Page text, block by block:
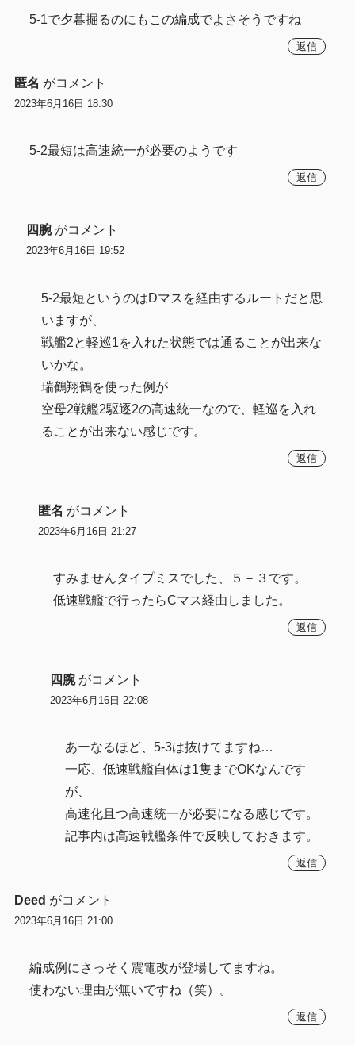
5-1で夕暮掘るのにもこの編成でよさそうですね
返信
匿名 がコメント
2023年6月16日 18:30
5-2最短は高速統一が必要のようです
返信
四腕 がコメント
2023年6月16日 19:52
5-2最短というのはDマスを経由するルートだと思
いますが、
戦艦2と軽巡1を入れた状態では通ることが出来な
いかな。
瑞鶴翔鶴を使った例が
空母2戦艦2駆逐2の高速統一なので、軽巡を入れ
ることが出来ない感じです。
返信
匿名 がコメント
2023年6月16日 21:27
すみませんタイプミスでした、５－３です。
低速戦艦で行ったらCマス経由しました。
返信
四腕 がコメント
2023年6月16日 22:08
あーなるほど、5-3は抜けてますね…
一応、低速戦艦自体は1隻までOKなんです
が、
高速化且つ高速統一が必要になる感じです。
記事内は高速戦艦条件で反映しておきます。
返信
Deed がコメント
2023年6月16日 21:00
編成例にさっそく震電改が登場してますね。
使わない理由が無いですね（笑）。
返信